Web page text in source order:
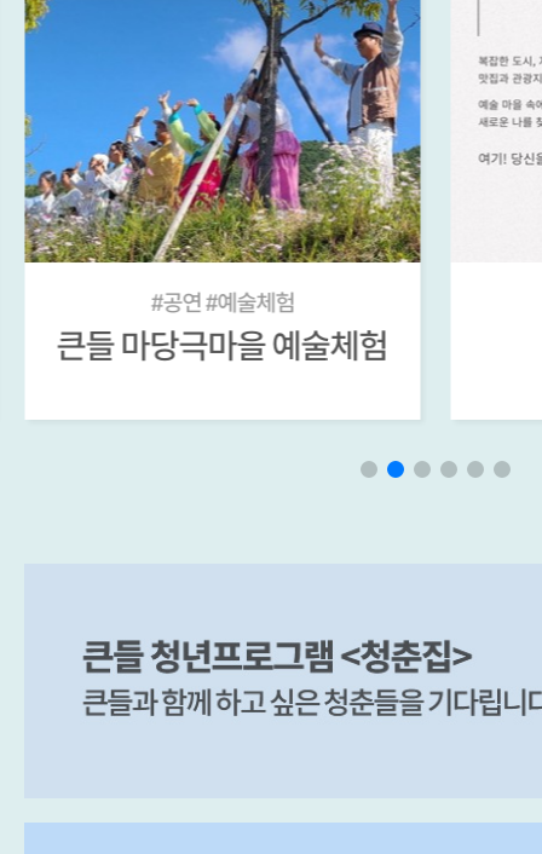
#큰들체험
큰들 <청춘집>